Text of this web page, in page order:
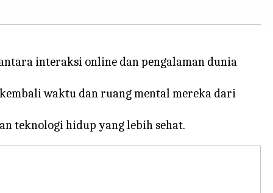
interaksi online dan pengalaman dunia
waktu dan ruang mental mereka dari